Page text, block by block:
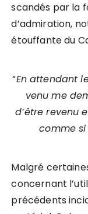
scandés par la
d’admiration,
étouffante du
“En attendant
venu me
d’être revenu
comme
Malgré
concernant
précédents